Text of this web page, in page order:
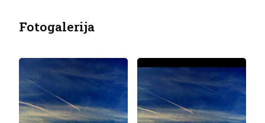
Fotogalerija